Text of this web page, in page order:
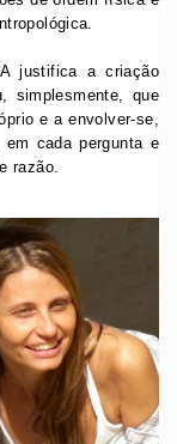
justifica a criação
simplesmente, que
e a envolver-se,
cada pergunta e
razão.